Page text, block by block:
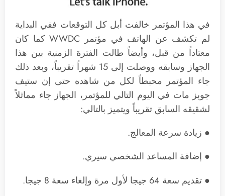
في هذا المؤتمر خالفت أبل كل التوقعات ففي البداية
لم تكشف عن الهاتف في مؤتمر WWDC كما كان
معتاداً من قبل، وأيضاً طالت الفترة الزمنية بين هذا
الجهاز وسابقه ووصلت إلى 15 شهراً تقريباً، وبعد ذلك
جاء المؤتمر محبطاً لكل من شاهده حتى إن ستيف
جوبز مات في اليوم التالي للمؤتمر، الجهاز جاء مماثلاً
لشقيقه السابق تقريباً ويتميز بالتالي:
● زيادة سرعة المعالج.
● إضافة المساعد الشخصي سيري.
● تقديم سعة 64 جيجا لأول مرة وإلغاء سعة 8 جيجا.